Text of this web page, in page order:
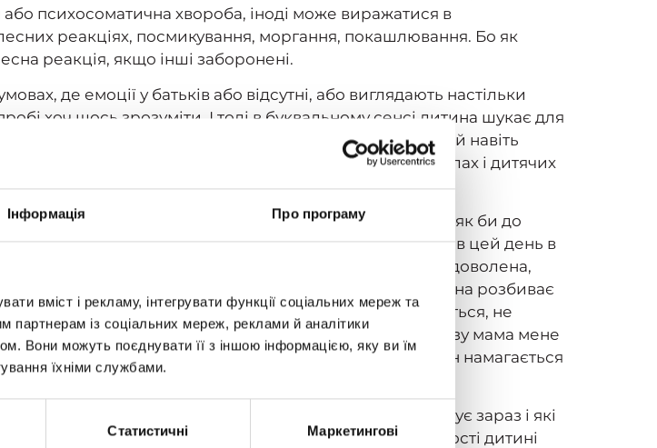
Інформація Про програму
вміст і рекламу, інтегрувати функції соціальних мереж та
із соціальних мереж, реклами й аналітики
Вони можуть поєднувати її з іншою інформацією, яку ви їм
їхніми службами.
Статистичні Маркетингові
психосоматична хвороба, іноді може виражатися в
реакціях, посмикування, моргання, покашлювання. Бо як
реакція, якщо інші заборонені.
де емоції у батьків або відсутні, або виглядають настільки
хоч щось зрозуміти. І тоді в буквальному сенсі дитина шукає для
у батьків хоч якийсь емоційний відгук, нехай навіть
часто з'являтися на вулицях та супермаркетах в школах і дитячих
визначитися, погано чи добре те, що він зробив, і як би до
розбив, без злого наміру. Мама, перебуваючи в цей день в
простий посил: бити чашки погано, мама буде задоволена,
це правило. І тут випадковість повторюється: дитина розбиває
з цього приводу не влаштовує — не лає, не злиться, не
це добре чи погано — розбити чашку? Минулого разу мама мене
йому абсолютно незрозумілі правила гри, і він намагається
Адже йому важливо зрозуміти, як мама відреагує зараз і які
в тому, що вона своїми діями не дала можливості дитині